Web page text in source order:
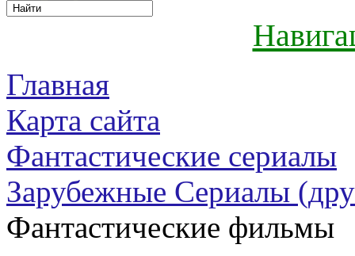
Главная
Карта сайта
Фантастические сериалы
Зарубежные Сериалы
Фантастические фильмы